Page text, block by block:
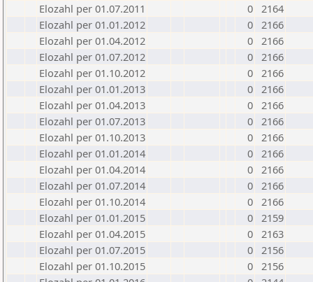
Elozahl per 01.07.2011
0 2164
Elozahl per 01.01.2012
0 2166
Elozahl per 01.04.2012
0 2166
Elozahl per 01.07.2012
0 2166
Elozahl per 01.10.2012
0 2166
Elozahl per 01.01.2013
0 2166
Elozahl per 01.04.2013
0 2166
Elozahl per 01.07.2013
0 2166
Elozahl per 01.10.2013
0 2166
Elozahl per 01.01.2014
0 2166
Elozahl per 01.04.2014
0 2166
Elozahl per 01.07.2014
0 2166
Elozahl per 01.10.2014
0 2166
Elozahl per 01.01.2015
0 2159
Elozahl per 01.04.2015
0 2163
Elozahl per 01.07.2015
0 2156
Elozahl per 01.10.2015
0 2156